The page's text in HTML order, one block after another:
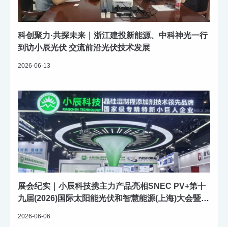
科创聚力·共探未来｜浙江建投新能源、中科神光一行
到访小辰光伏 交流前沿光伏技术发展
2026-06-13
展会纪实｜小辰科技携主力产品亮相SNEC PV+第十
九届(2026)国际太阳能光伏和智慧能源(上海)大会暨展
2026-06-06